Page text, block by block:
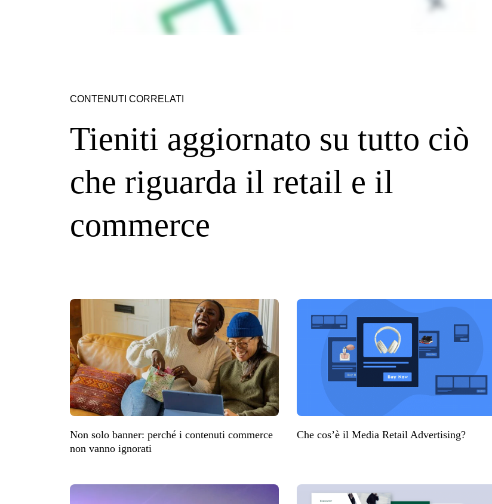
CONTENUTI CORRELATI
Tieniti aggiornato su tutto ciò
che riguarda il retail e il
commerce
Non solo banner: perché i contenuti commerce
non vanno ignorati
Che cos’è il Media Retail Advertising?